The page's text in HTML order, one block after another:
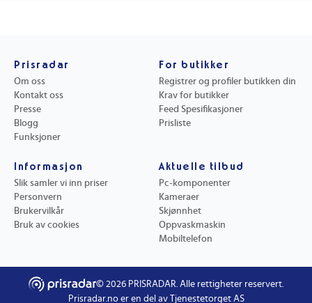
Prisradar
Om oss
Kontakt oss
Presse
Blogg
Funksjoner
For butikker
Registrer og profiler butikken din
Krav for butikker
Feed Spesifikasjoner
Prisliste
Informasjon
Slik samler vi inn priser
Personvern
Brukervilkår
Bruk av cookies
Aktuelle tilbud
Pc-komponenter
Kameraer
Skjønnhet
Oppvaskmaskin
Mobiltelefon
Prisradar.no er en del av Tjenestetorget AS
© 2026 PRISRADAR. Alle rettigheter reservert.